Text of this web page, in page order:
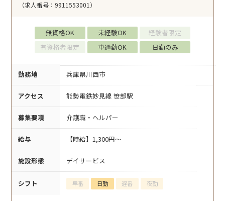
（求人番号：9911553001）
無資格OK 未経験OK
経験者限定
有資格者限定
車通勤OK 日勤のみ
勤務地 兵庫県川西市
アクセス 能勢電鉄妙見線 笹部駅
募集要項 介護職・ヘルパー
給与 【時給】1,300円～
施設形態 デイサービス
シフト 早番 日勤 遅番 夜勤